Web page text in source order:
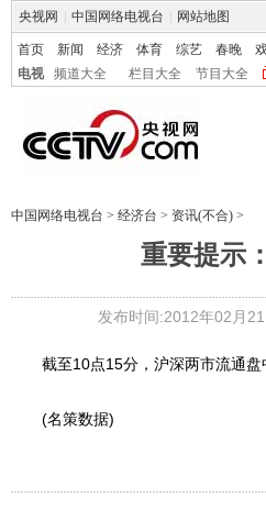
央视网 中国网络电视台 网站地图
首页 新闻 经济 体育 综艺 春晚
电视
频道大全 栏目大全 节目大全
中国网络电视台 > 经济台 > 资讯(不合) >
重要提示
发布时间:2012年02月
截至10点15分，沪深两市流通盘
(名策数据)